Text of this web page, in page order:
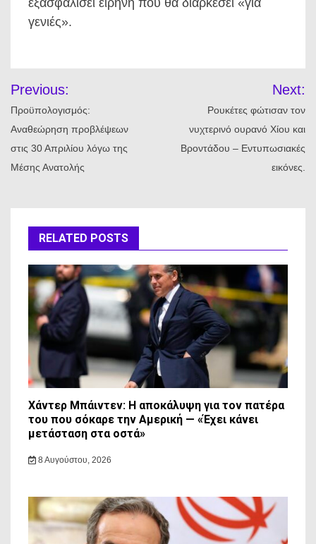
εξασφαλίσει ειρήνη που θα διαρκέσει «για
γενιές».
άρθρων
Previous:
Προϋπολογισμός:
Αναθεώρηση προβλέψεων
στις 30 Απριλίου λόγω της
Μέσης Ανατολής
Next:
Ρουκέτες φώτισαν τον
νυχτερινό ουρανό Χίου και
Βροντάδου – Εντυπωσιακές
εικόνες.
RELATED POSTS
Χάντερ Μπάιντεν: Η αποκάλυψη για τον πατέρα
του που σόκαρε την Αμερική — «Έχει κάνει
μετάσταση στα οστά»
8 Αυγούστου, 2026